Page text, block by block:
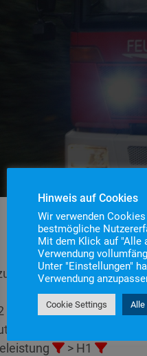
Rettungsdienst
> H1
Hinweis auf Cookies
Wir verwenden
bestmögliche
Mit dem Klick auf "Alle
Verwendung
Unter "Einstellungen"
Verwendung
Cookie Settings Alle